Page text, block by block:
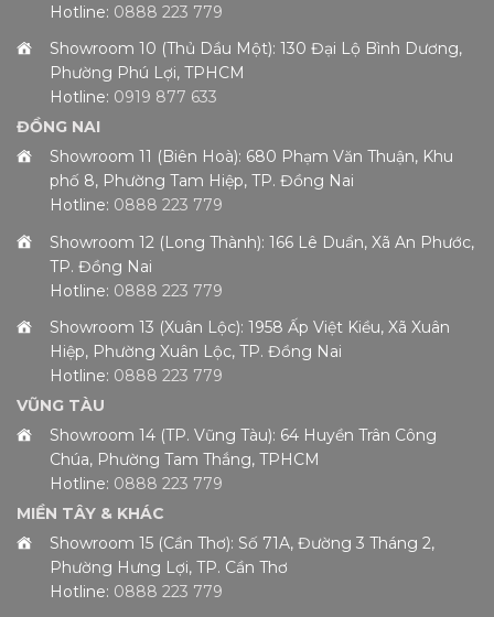
Hotline: 0888 223 779
Showroom 10 (Thủ Dầu Một): 130 Đại Lộ Bình Dương,
Phường Phú Lợi, TPHCM
Hotline: 0919 877 633
ĐỒNG NAI
Showroom 11 (Biên Hoà): 680 Phạm Văn Thuận, Khu
phố 8, Phường Tam Hiệp, TP. Đồng Nai
Hotline: 0888 223 779
Showroom 12 (Long Thành): 166 Lê Duẩn, Xã An Phước,
TP. Đồng Nai
Hotline: 0888 223 779
Showroom 13 (Xuân Lộc): 1958 Ấp Việt Kiều, Xã Xuân
Hiệp, Phường Xuân Lộc, TP. Đồng Nai
Hotline: 0888 223 779
VŨNG TÀU
Showroom 14 (TP. Vũng Tàu): 64 Huyền Trân Công
Chúa, Phường Tam Thắng, TPHCM
Hotline: 0888 223 779
MIỀN TÂY & KHÁC
Showroom 15 (Cần Thơ): Số 71A, Đường 3 Tháng 2,
Phường Hưng Lợi, TP. Cần Thơ
Hotline: 0888 223 779